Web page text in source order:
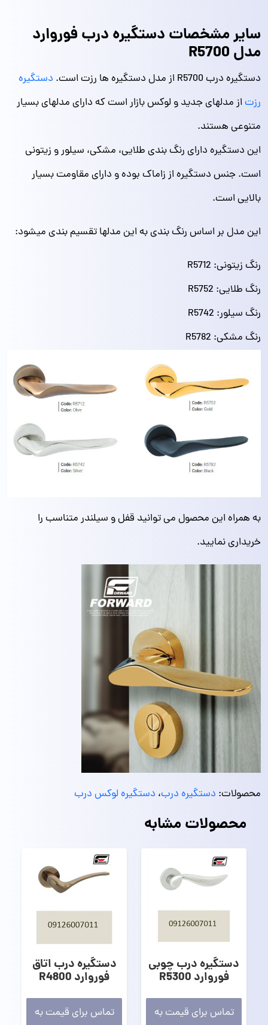
سایر مشخصات دستگیره درب فوروارد
مدل R5700
دستگیره درب R5700 از مدل دستگیره ها رزت است.
دستگیره
رزتاز مدلهای جدید و لوکس بازار است که دارای مدلهای بسیار
متنوعی هستند.
این دستگیره دارای رنگ بندی طلایی، مشکی، سیلور و زیتونی
است. جنس دستگیره از زاماک بوده و دارای مقاومت بسیار
بالایی است.
این مدل بر اساس رنگ بندی به این مدلها تقسیم بندی میشود:
رنگ زیتونی: R5712
رنگ طلایی: R5752
رنگ سیلور: R5742
رنگ مشکی: R5782
به همراه این محصول می توانید قفل و سیلندر متناسب را
خریداری نمایید.
محصولات: دستگیره درب، دستگیره لوکس درب
محصولات مشابه
دستگیره درب چوبی
فوروارد R5300
تماس برای قیمت به
دستگیره درب اتاق
فوروارد R4800
تماس برای قیمت به